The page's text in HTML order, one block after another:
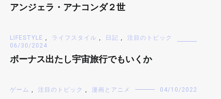
アンジェラ・アナコンダ２世
LIFESTYLE , ライフスタイル , 日記 ,
注目のトピック
06/30/2024
ボーナス出たし宇宙旅行でもいくか
ゲーム , 注目のトピック , 漫画とアニメ 04/10/2022